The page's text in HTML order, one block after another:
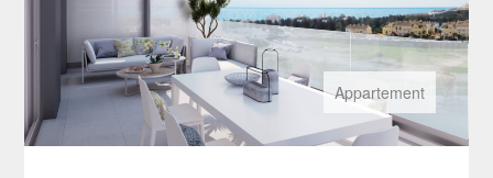
Appartement